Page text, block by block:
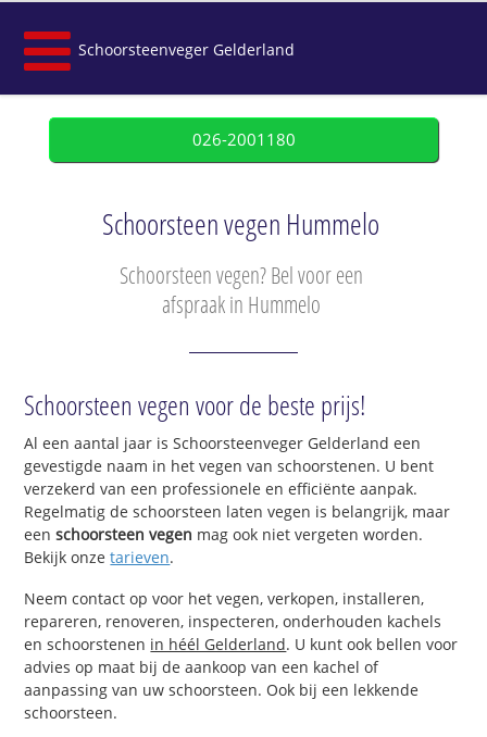
Schoorsteenveger Gelderland
026-2001180
Schoorsteen vegen Hummelo
Schoorsteen vegen? Bel voor een
afspraak in Hummelo
Schoorsteen vegen voor de beste prijs!
Al een aantal jaar is Schoorsteenveger Gelderland een
gevestigde naam in het vegen van schoorstenen. U bent
verzekerd van een professionele en efficiënte aanpak.
Regelmatig de schoorsteen laten vegen is belangrijk, maar
eenschoorsteen vegen mag ook niet vergeten worden.
Bekijk onzetarieven.
Neem contact op voor het vegen, verkopen, installeren,
repareren, renoveren, inspecteren, onderhouden kachels
en schoorstenen in héél Gelderland. U kunt ook bellen voor
advies op maat bij de aankoop van een kachel of
aanpassing van uw schoorsteen. Ook bij een lekkende
schoorsteen.